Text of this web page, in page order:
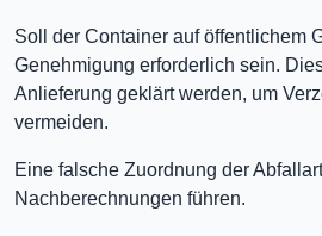
Soll der Container auf öffentlichem
Genehmigung erforderlich sein.
Anlieferung geklärt werden, um
vermeiden.
Eine falsche Zuordnung der
Nachberechnungen führen.